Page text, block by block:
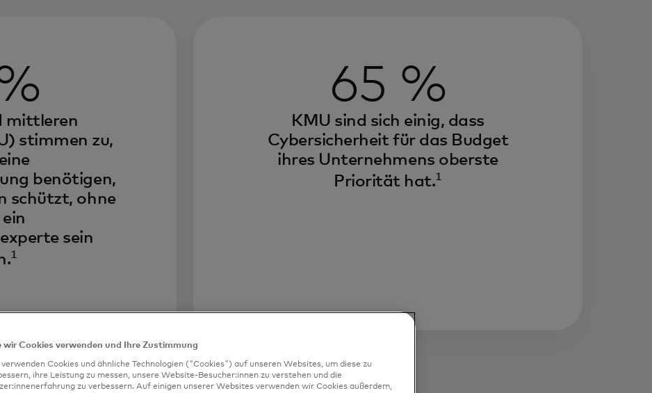
mittleren
stimmen zu,
benötigen,
schützt, ohne
sein
1
65 %
KMU sind sich einig, dass
Cybersicherheit für das Budget
ihres Unternehmens oberste
Priorität hat.1
wir Cookies verwenden und Ihre Zustimmung
Cookies und ähnliche Technologien ("Cookies") auf unseren Websites, um diese zu
ihre Leistung zu messen, unsere Website-Besucher:innen zu verstehen und die
zu verbessern. Auf einigen unserer Websites verwenden wir Cookies außerdem,